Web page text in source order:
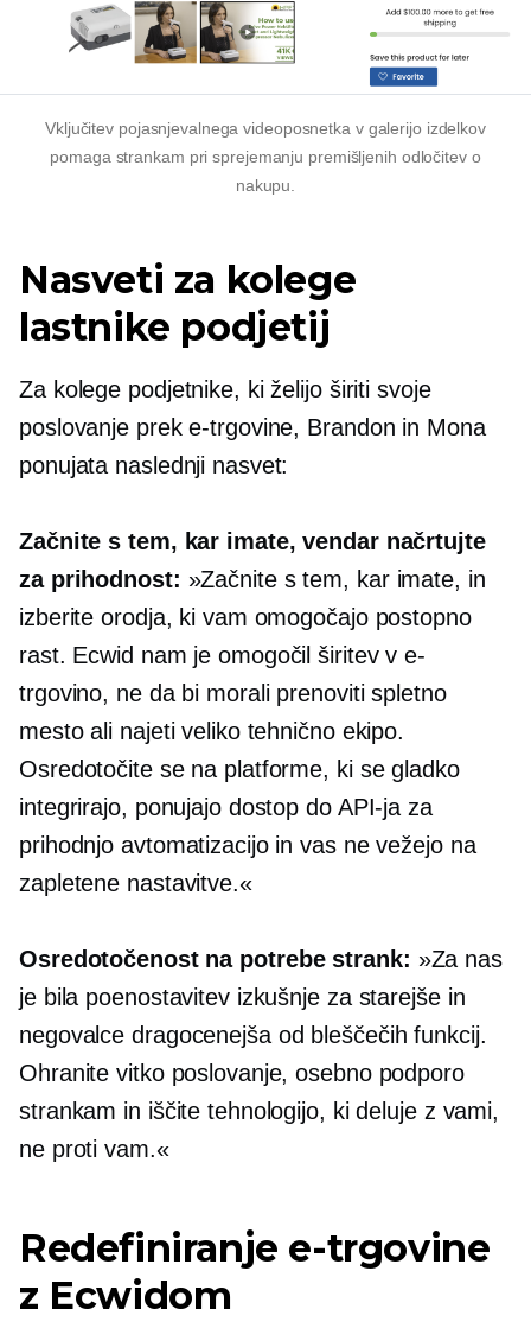
Vključitev pojasnjevalnega videoposnetka v galerijo izdelkov
pomaga strankam pri sprejemanju premišljenih odločitev o
nakupu.
Nasveti za kolege
lastnike podjetij
Za kolege podjetnike, ki želijo širiti svoje
poslovanje prek e-trgovine, Brandon in Mona
ponujata naslednji nasvet:
Začnite s tem, kar imate, vendar načrtujte
za prihodnost: »Začnite s tem, kar imate, in
izberite orodja, ki vam omogočajo postopno
rast. Ecwid nam je omogočil širitev v e-
trgovino, ne da bi morali prenoviti spletno
mesto ali najeti veliko tehnično ekipo.
Osredotočite se na platforme, ki se gladko
integrirajo, ponujajo dostop do API-ja za
prihodnjo avtomatizacijo in vas ne vežejo na
zapletene nastavitve.«
Osredotočenost na potrebe strank: »Za nas
je bila poenostavitev izkušnje za starejše in
negovalce dragocenejša od bleščečih funkcij.
Ohranite vitko poslovanje, osebno podporo
strankam in iščite tehnologijo, ki deluje z vami,
ne proti vam.«
Redefiniranje e-trgovine
z Ecwidom